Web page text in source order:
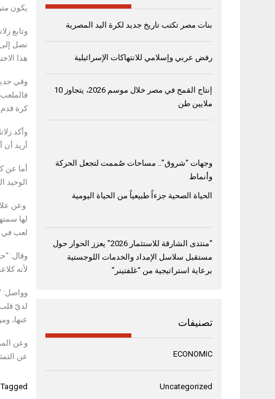
يكون
وتابع
نصل إلى
هذا
وفي
كرة قدم.
وأكد
أريد
أما عن
الوحيد
لها
لعب في
وقال:
لأنه كلاعب كرة قدم ظل في
وواصل:
لديّ
عنها،
وعن
عن
Tagged
بنات مصر تكتب تاريخ جديد لكرة اليد المصرية
رفض عربي وإسلامي للانتهاكات الإسرائيلية
إنتاج القمح في مصر خلال موسم 2026، يتجاوز 10
ملايين طن
وجهات “شروق”.. مساحات صُممت لتجعل الحركة
وأنماط
الحياة الصحية جزءاً طبيعياً من الحياة اليومية
“منتدى الشارقة للاستثمار 2026” يعزز الحوار حول
مستقبل سلاسل الإمداد والخدمات اللوجستية
برعاية استراتيجية من “غلفتينر”
تصنيفات
ECONOMIC
Uncategorized